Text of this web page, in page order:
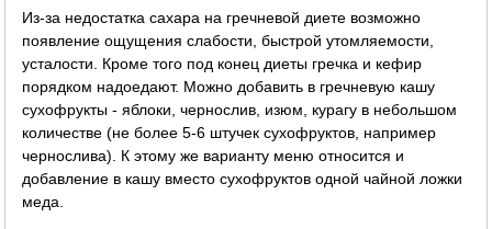
Из-за недостатка сахара на гречневой диете возможно
появление ощущения слабости, быстрой утомляемости,
усталости. Кроме того под конец диеты гречка и кефир
порядком надоедают. Можно добавить в гречневую кашу
сухофрукты - яблоки, чернослив, изюм, курагу в небольшом
количестве (не более 5-6 штучек сухофруктов, например
чернослива). К этому же варианту меню относится и
добавление в кашу вместо сухофруктов одной чайной ложки
меда.